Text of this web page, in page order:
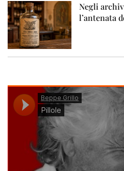
Negli
l’antenata